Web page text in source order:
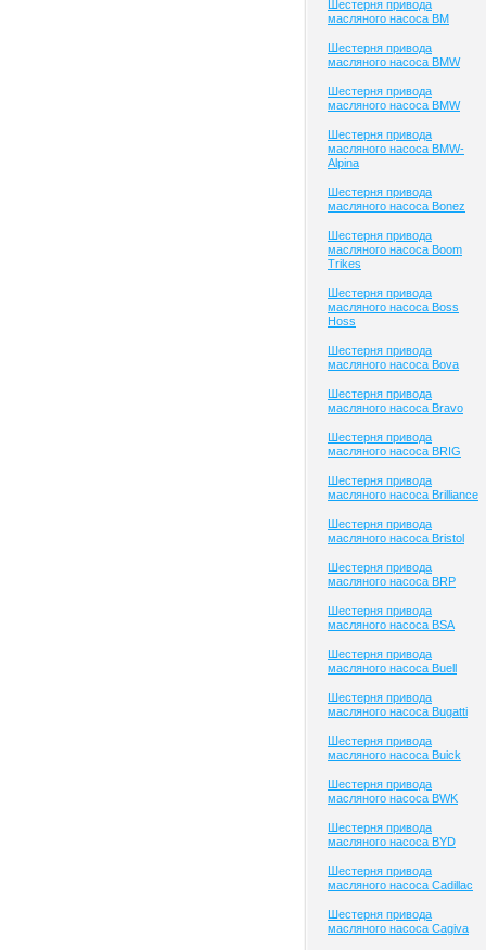
Шестерня привода
масляного насоса BM
Шестерня привода
масляного насоса BMW
Шестерня привода
масляного насоса BMW
Шестерня привода
масляного насоса BMW-
Alpina
Шестерня привода
масляного насоса Bonez
Шестерня привода
масляного насоса Boom
Trikes
Шестерня привода
масляного насоса Boss
Hoss
Шестерня привода
масляного насоса Bova
Шестерня привода
масляного насоса Bravo
Шестерня привода
масляного насоса BRIG
Шестерня привода
масляного насоса Brilliance
Шестерня привода
масляного насоса Bristol
Шестерня привода
масляного насоса BRP
Шестерня привода
масляного насоса BSA
Шестерня привода
масляного насоса Buell
Шестерня привода
масляного насоса Bugatti
Шестерня привода
масляного насоса Buick
Шестерня привода
масляного насоса BWK
Шестерня привода
масляного насоса BYD
Шестерня привода
масляного насоса Cadillac
Шестерня привода
масляного насоса Cagiva